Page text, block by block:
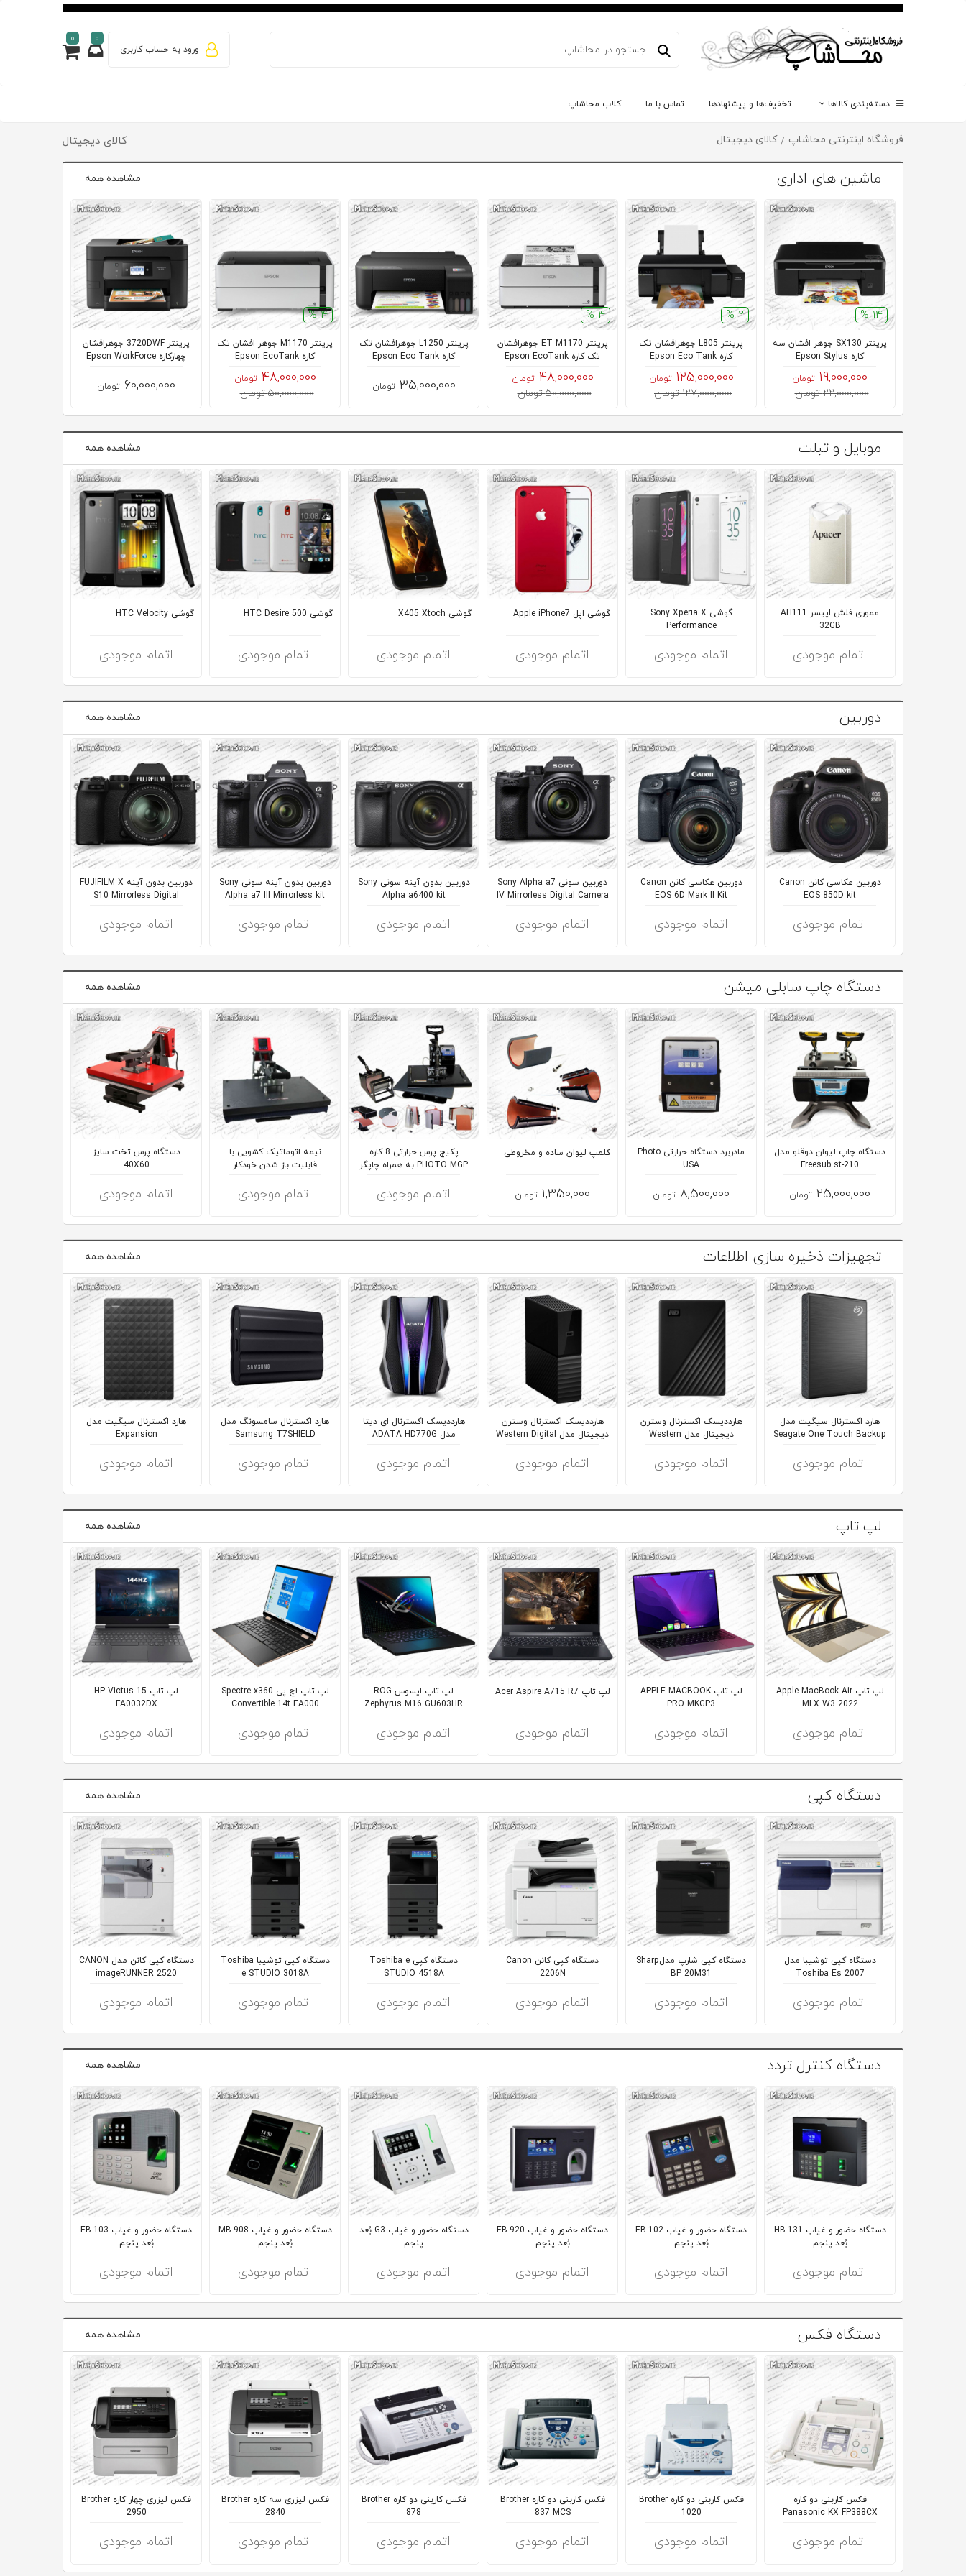
ورود به حساب کاربری
0
0
دسته‌بندی کالاها تخفیف‌ها و پیشنهادها تماس با ما کلاب محاشاپ
فروشگاه اینترنتی محاشاپ / کالای دیجیتال کالای دیجیتال
ماشین های اداری مشاهده همه
14 %
پرینتر SX130 جوهر افشان سه
کاره Epson Stylus
19,000,000 تومان
22,000,000 تومان
2 %
پرینتر L805 جوهرافشان تک
کاره Epson Eco Tank
125,000,000 تومان
127,000,000 تومان
4 %
پرینتر ET M1170 جوهرافشان
تک کاره Epson EcoTank
48,000,000 تومان
50,000,000 تومان
پرینتر L1250 جوهرافشان تک
کاره Epson Eco Tank
35,000,000 تومان
4 %
پرینتر M1170 جوهر افشان تک
کاره Epson EcoTank
48,000,000 تومان
50,000,000 تومان
پرینتر 3720DWF جوهرافشان
چهارکاره Epson WorkForce
60,000,000 تومان
موبایل و تبلت مشاهده همه
مموری فلش اپیسر AH111
32GB
اتمام موجودی
گوشی Sony Xperia X
Performance
اتمام موجودی
گوشی اپل Apple iPhone7
اتمام موجودی
گوشی X405 Xtoch
اتمام موجودی
گوشی HTC Desire 500
اتمام موجودی
گوشی HTC Velocity
اتمام موجودی
دوربین مشاهده همه
دوربین عکاسی کانن Canon
EOS 850D kit
اتمام موجودی
دوربین عکاسی کانن Canon
EOS 6D Mark II Kit
اتمام موجودی
دوربین سونی Sony Alpha a7
IV Mirrorless Digital Camera
اتمام موجودی
دوربین بدون آینه سونی Sony
Alpha a6400 kit
اتمام موجودی
دوربین بدون آینه سونی Sony
Alpha a7 III Mirrorless kit
اتمام موجودی
دوربين بدون آينه FUJIFILM X
S10 Mirrorless Digital
اتمام موجودی
دستگاه چاپ سابلی میشن مشاهده همه
دستگاه چاپ لیوان دوقلو مدل
Freesub st-210
25,000,000 تومان
مادربرد دستگاه حرارتی Photo
USA
8,500,000 تومان
کلمپ لیوان ساده و مخروطی
1,350,000 تومان
پکیج پرس حرارتی 8 كاره
PHOTO MGP به همراه چاپگر
اتمام موجودی
نیمه اتوماتیک کشویی با
قابلیت باز شدن خودکار
اتمام موجودی
دستگاه پرس تخت سایز
40X60
اتمام موجودی
تجهیزات ذخیره سازی اطلاعات مشاهده همه
هارد اکسترنال سیگیت مدل
Seagate One Touch Backup
اتمام موجودی
هارددیسک اکسترنال وسترن
دیجیتال مدل Western
اتمام موجودی
هارددیسک اکسترنال وسترن
دیجیتال مدل Western Digital
اتمام موجودی
هارددیسک اکسترنال ای دیتا
مدل ADATA HD770G
اتمام موجودی
هارد اکسترنال سامسونگ مدل
Samsung T7SHIELD
اتمام موجودی
هارد اکسترنال سیگیت مدل
Expansion
اتمام موجودی
لپ تاپ مشاهده همه
لپ تاپ Apple MacBook Air
MLX W3 2022
اتمام موجودی
لپ تاپ APPLE MACBOOK
PRO MKGP3
اتمام موجودی
لپ تاپ Acer Aspire A715 R7
اتمام موجودی
لپ تاپ ایسوس ROG
Zephyrus M16 GU603HR
اتمام موجودی
لپ تاپ اچ پی Spectre x360
Convertible 14t EA000
اتمام موجودی
لپ تاپ HP Victus 15
FA0032DX
اتمام موجودی
دستگاه کپی مشاهده همه
دستگاه کپی توشیبا مدل
Toshiba Es 2007
اتمام موجودی
دستگاه کپی شارپ مدلSharp
BP 20M31
اتمام موجودی
دستگاه کپی کانن Canon
2206N
اتمام موجودی
دستگاه کپی Toshiba e
STUDIO 4518A
اتمام موجودی
دستگاه کپی توشیبا Toshiba
e STUDIO 3018A
اتمام موجودی
دستگاه کپی کانن مدل CANON
imageRUNNER 2520
اتمام موجودی
دستگاه کنترل تردد مشاهده همه
دستگاه حضور و غیاب HB-131
بُعد پنجم
اتمام موجودی
دستگاه حضور و غیاب EB-102
بُعد پنجم
اتمام موجودی
دستگاه حضور و غیاب EB-920
بُعد پنجم
اتمام موجودی
دستگاه حضور و غیاب G3 بُعد
پنجم
اتمام موجودی
دستگاه حضور و غیاب MB-908
بُعد پنجم
اتمام موجودی
دستگاه حضور و غیاب EB-103
بُعد پنجم
اتمام موجودی
دستگاه فکس مشاهده همه
فکس کاربنی دو کاره
Panasonic KX FP388CX
اتمام موجودی
فکس کاربنی دو کاره Brother
1020
اتمام موجودی
فکس کاربنی دو کاره Brother
837 MCS
اتمام موجودی
فکس کاربنی دو کاره Brother
878
اتمام موجودی
فکس لیزری سه کاره Brother
2840
اتمام موجودی
فکس لیزری چهار کاره Brother
2950
اتمام موجودی